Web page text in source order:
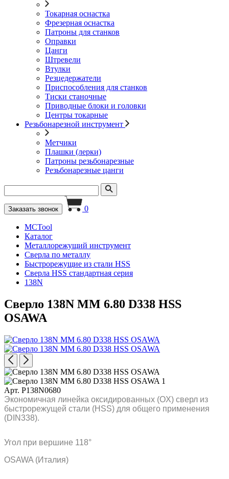
Токарная оснастка
Фрезерная оснастка
Патроны для станков
Оправки
Цанги
Штревели
Втулки
Резцедержатели
Приспособления для станков
Тиски станочные
Приводные блоки и головки
Центры токарные
Резьбонарезной инструмент
Метчики
Плашки (лерки)
Патроны резьбонарезные
Резьбонарезные цанги
Заказать звонок 0
MCTool
Каталог
Металлорежущий инструмент
Сверла по металлу
Быстрорежущие из стали HSS
Сверла HSS стандартная серия
138N
Сверло 138N MM 6.80 D338 HSS
OSAWA
Арт. P138N0680
Экономичная линейка оксидированных (OX) сверл из
быстрорежущей стали (HSS) для общего применения
(DIN338).
Угол при вершине 118°
OSAWA (Италия)